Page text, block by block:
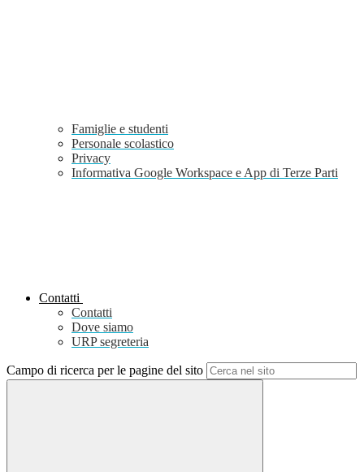
Famiglie e studenti
Personale scolastico
Privacy
Informativa Google Workspace e App di Terze Parti
Contatti
Contatti
Dove siamo
URP segreteria
Campo di ricerca per le pagine del sito